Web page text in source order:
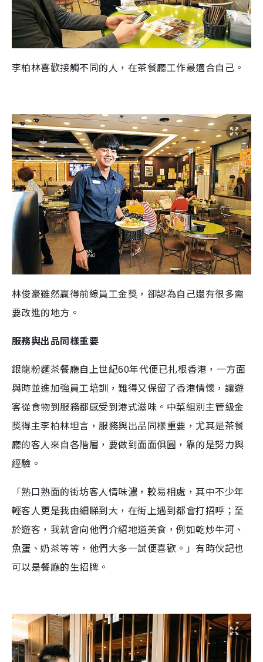
李柏林喜歡接觸不同的人，在茶餐廳工作最適合自己。
林俊豪雖然贏得前線員工金獎，卻認為自己還有很多需
要改進的地方。
服務與出品同樣重要
銀龍粉麵茶餐廳自上世紀60年代便已扎根香港，一方面
與時並進加強員工培訓，難得又保留了香港情懷，讓遊
客從食物到服務都感受到港式滋味。中菜組別主管級金
獎得主李柏林坦言，服務與出品同樣重要，尤其是茶餐
廳的客人來自各階層，要做到面面俱圓，靠的是努力與
經驗。
「熟口熟面的街坊客人情味濃，較易相處，其中不少年
輕客人更是我由細睇到大，在街上遇到都會打招呼；至
於遊客，我就會向他們介紹地道美食，例如乾炒牛河、
魚蛋、奶茶等等，他們大多一試便喜歡。」有時伙記也
可以是餐廳的生招牌。